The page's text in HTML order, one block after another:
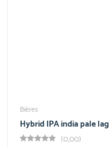
Bières
Hybrid IPA india pale
(0,00)